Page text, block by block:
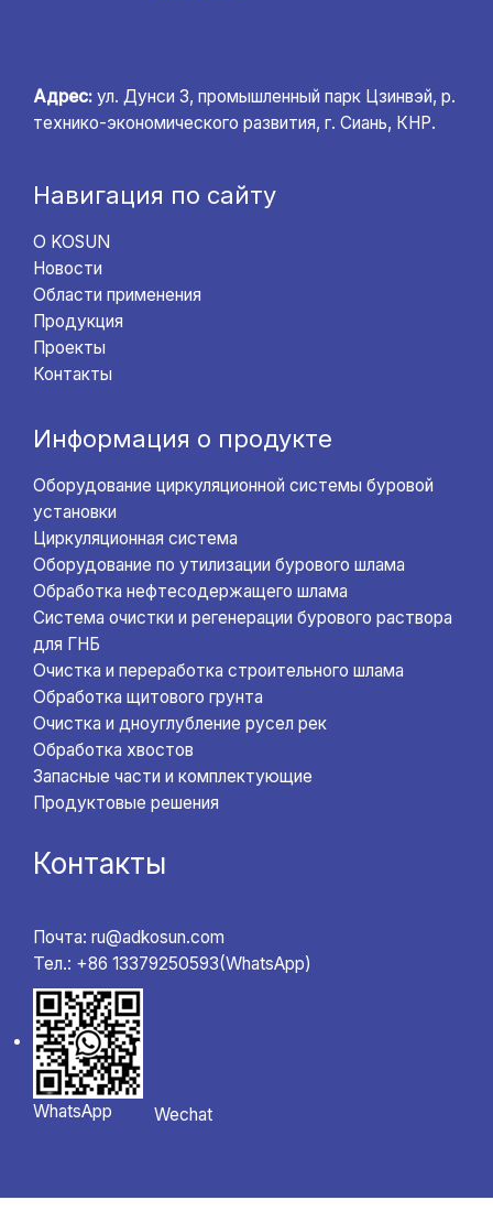
Адрес: ул. Дунси 3, промышленный парк Цзинвэй, р.
технико-экономического развития, г. Сиань, КНР.
Навигация по сайту
О KOSUN
Новости
Области применения
Продукция
Проекты
Контакты
Информация о продукте
Оборудование циркуляционной системы буровой
установки
Циркуляционная система
Оборудование по утилизации бурового шлама
Обработка нефтесодержащего шлама
Система очистки и регенерации бурового раствора
для ГНБ
Очистка и переработка строительного шлама
Обработка щитового грунта
Очистка и дноуглубление русел рек
Обработка хвостов
Запасные части и комплектующие
Продуктовые решения
Контакты
Почта: ru@adkosun.com
Тел.: +86 13379250593(WhatsApp)
WhatsApp Wechat